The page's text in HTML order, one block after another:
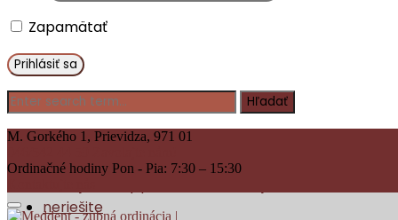
Zapamätať
M. Gorkého 1, Prievidza, 971 01
Ordinačné hodiny Pon - Pia: 7:30 – 15:30
Téma:zubar